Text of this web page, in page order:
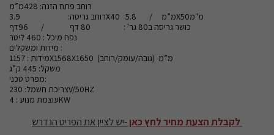
רוחב פתח הזנה: 428מ”מ
רוחב גריסה: 3.9X40 מ”מ / 5.8X50מ"מ
כושר גריסה ב80 גר' : 80 דף / 96דף
נפח מיכל : 460 ליטר
מידות ומשקלים :
מידות : 1157X1568X1650 מ”מ (גובה/עומק/רוחב)
משקל: 445 ק”ג
מפרט טכני:
צריכת חשמל: 230V/50HZ
עוצמת מנוע : 4KW
לקבלת הצעת מחיר לחץ כאן-יש לציין את הפריט הנדרש